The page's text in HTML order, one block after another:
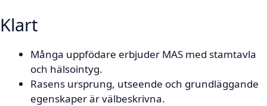
Klart
Många uppfödare erbjuder MAS med stamtavla
och hälsointyg.
Rasens ursprung, utseende och grundläggande
egenskaper är välbeskrivna.